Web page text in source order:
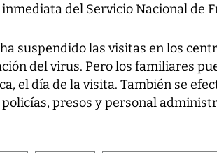
del Servicio Nacional de
suspendido las visitas en los
del virus. Pero los familiares
el día de la visita. También se
presos y personal